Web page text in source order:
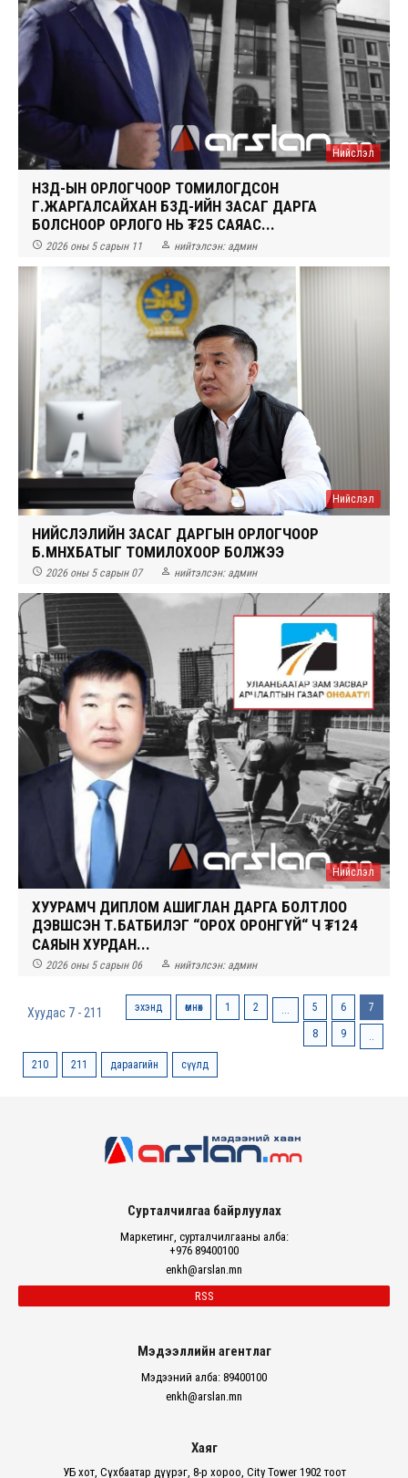
Нийслэл
НЗД-ЫН ОРЛОГЧООР ТОМИЛОГДСОН
Г.ЖАРГАЛСАЙХАН БЗД-ИЙН ЗАСАГ ДАРГА
БОЛСНООР ОРЛОГО НЬ ₮25 САЯАС...
 2026 оны 5 сарын 11  нийтэлсэн: админ
Нийслэл
НИЙСЛЭЛИЙН ЗАСАГ ДАРГЫН ОРЛОГЧООР
Б.МӨНХБАТЫГ ТОМИЛОХООР БОЛЖЭЭ
 2026 оны 5 сарын 07  нийтэлсэн: админ
Нийслэл
ХУУРАМЧ ДИПЛОМ АШИГЛАН ДАРГА БОЛТЛОО
ДЭВШСЭН Т.БАТБИЛЭГ “ОРОХ ОРОНГҮЙ“ Ч ₮124
САЯЫН ХУРДАН...
 2026 оны 5 сарын 06  нийтэлсэн: админ
Хуудас 7 - 211 эхэнд өмнөх 1 2 5 6 7
8 9
210 211 дараагийн сүүлд
Сурталчилгаа байрлуулах
Маркетинг, сурталчилгааны алба:
+976 89400100
enkh@arslan.mn
RSS
Мэдээллийн агентлаг
Мэдээний алба: 89400100
enkh@arslan.mn
Хаяг
УБ хот, Сүхбаатар дүүрэг, 8-р хороо, City Tower 1902 тоот